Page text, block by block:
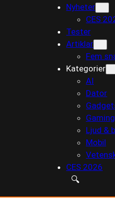
Nyheter
CES
Tester
Artiklar
Fem
Kategorier
AI
Dator
Gaming
Ljud &
Mobil
CES 2026
🔍